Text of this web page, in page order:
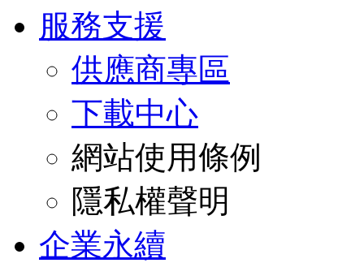
服務支援
供應商專區
下載中心
網站使用條例
隱私權聲明
企業永續